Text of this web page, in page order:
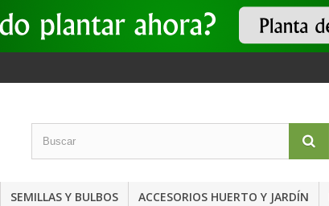
SEMILLAS Y BULBOS ACCESORIOS HUERTO Y JARDÍN